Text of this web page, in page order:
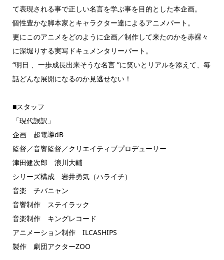
て表現される事で正しい名言を学ぶ事を目的とした本企画。
個性豊かな脚本家とキャラクター達によるアニメパート。
更にこのアニメをどのように企画／制作して来たのかを赤裸々
に深堀りする実写ドキュメンタリーパート。
“明日 、一歩成長出来そうな名言 ”に笑いとリアルを添えて、毎
話どんな展開になるのか見逃せない！
■スタッフ
「現代誤訳」
企画 超電導dB
監督／音響監督／クリエイティブプロデューサー
津田健次郎 浪川大輔
シリーズ構成 岩井勇気（ハライチ）
音楽 チバニャン
音響制作 ステイラック
音楽制作 キングレコード
アニメーション制作 ILCASHIPS
製作 劇団アクターZOO